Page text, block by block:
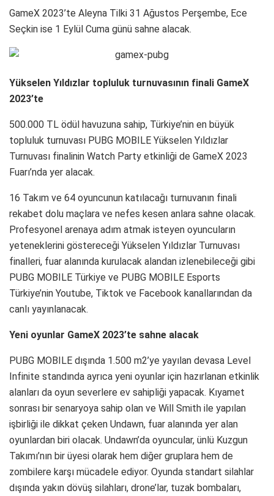
GameX 2023’te Aleyna Tilki 31 Ağustos Perşembe, Ece
Seçkin ise 1 Eylül Cuma günü sahne alacak.
Yükselen Yıldızlar topluluk turnuvasının finali GameX
2023’te
500.000 TL ödül havuzuna sahip, Türkiye’nin en büyük
topluluk turnuvası PUBG MOBILE Yükselen Yıldızlar
Turnuvası finalinin Watch Party etkinliği de GameX 2023
Fuarı’nda yer alacak.
16 Takım ve 64 oyuncunun katılacağı turnuvanın finali
rekabet dolu maçlara ve nefes kesen anlara sahne olacak.
Profesyonel arenaya adım atmak isteyen oyuncuların
yeteneklerini göstereceği Yükselen Yıldızlar Turnuvası
finalleri, fuar alanında kurulacak alandan izlenebileceği gibi
PUBG MOBILE Türkiye ve PUBG MOBILE Esports
Türkiye’nin Youtube, Tiktok ve Facebook kanallarından da
canlı yayınlanacak.
Yeni oyunlar GameX 2023’te sahne alacak
PUBG MOBILE dışında 1.500 m2’ye yayılan devasa Level
Infinite standında ayrıca yeni oyunlar için hazırlanan etkinlik
alanları da oyun severlere ev sahipliği yapacak. Kıyamet
sonrası bir senaryoya sahip olan ve Will Smith ile yapılan
işbirliği ile dikkat çeken Undawn, fuar alanında yer alan
oyunlardan biri olacak. Undawn’da oyuncular, ünlü Kuzgun
Takımı’nın bir üyesi olarak hem diğer gruplara hem de
zombilere karşı mücadele ediyor. Oyunda standart silahlar
dışında yakın dövüş silahları, drone’lar, tuzak bombaları,